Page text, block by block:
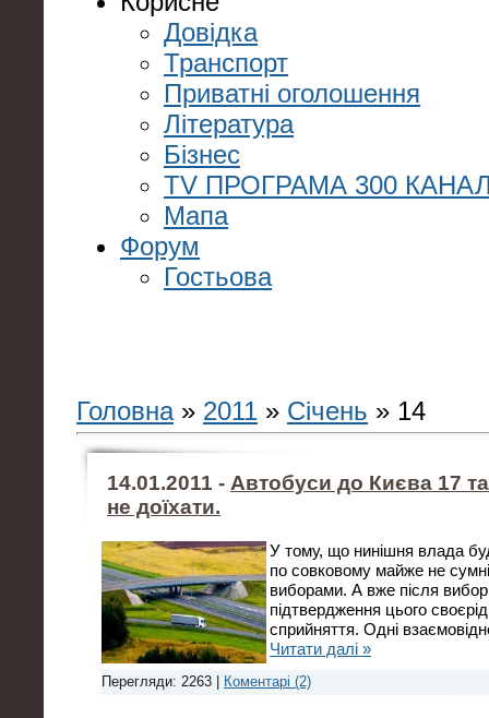
Довідка
Транспорт
Приватні оголошення
Література
Бізнес
TV ПРОГРАМА 300
Мапа
Форум
Гостьова
Головна» 2011 » Січень » 14
14.01.2011 - Автобуси до Києва 17
не доїхати.
У тому, що нинішня влада
по совковому майже не
виборами. А вже після
підтвердження цього
сприйняття. Одні
Читати далі »
Перегляди: 2263 | Коментарі (2)